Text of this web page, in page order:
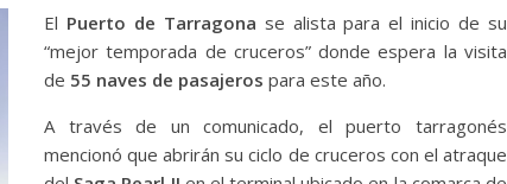
El Puerto de Tarragona se alista para el inicio de su
“mejor temporada de cruceros” donde espera la visita
de 55 naves de pasajeros para este año.
A través de un comunicado, el puerto tarragonés
mencionó que abrirán su ciclo de cruceros con el atraque